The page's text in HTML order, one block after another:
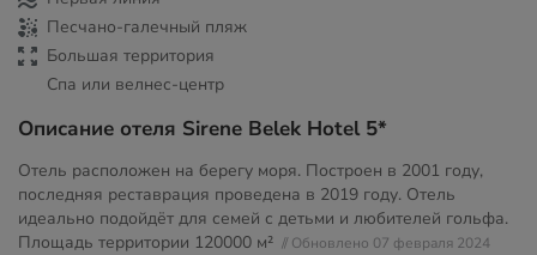
Песчано-галечный пляж
Большая территория
Спа или велнес-центр
Описание отеля Sirene Belek Hotel 5*
Отель расположен на берегу моря. Построен в 2001 году,
последняя реставрация проведена в 2019 году. Отель
идеально подойдёт для семей с детьми и любителей гольфа.
Площадь территории 120000 м² // Обновлено 07 февраля 2024